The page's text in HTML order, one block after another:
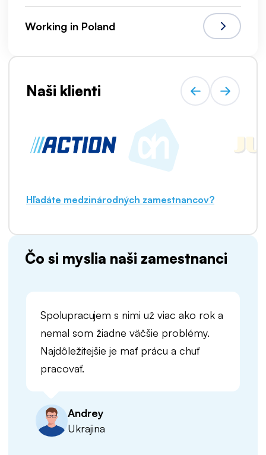
Working in Poland
Naši klienti
Hľadáte medzinárodných zamestnancov?
Čo si myslia naši zamestnanci
Spolupracujem s nimi už viac ako rok a
nemal som žiadne väčšie problémy.
Najdôležitejšie je mať prácu a chuť
pracovať.
Andrey
Ukrajina